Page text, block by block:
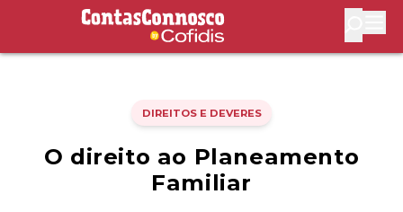
Contas Connosco by Cofidis
DIREITOS E DEVERES
O direito ao Planeamento
Familiar